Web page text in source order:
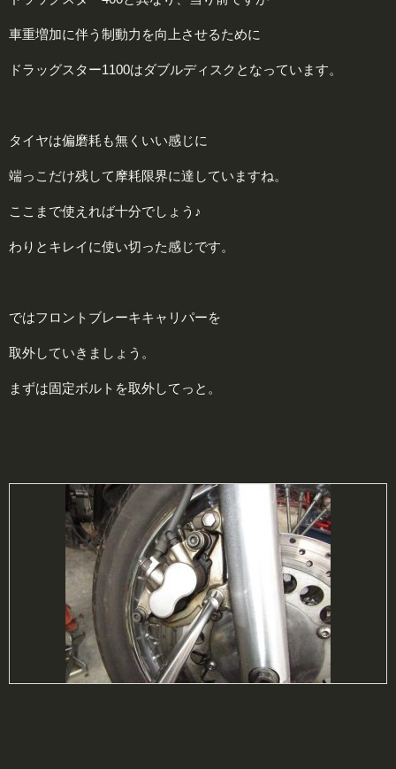
車重増加に伴う制動力を向上させるために
ドラッグスター1100はダブルディスクとなっています。
タイヤは偏磨耗も無くいい感じに
端っこだけ残して摩耗限界に達していますね。
ここまで使えれば十分でしょう♪
わりとキレイに使い切った感じです。
ではフロントブレーキキャリパーを
取外していきましょう。
まずは固定ボルトを取外してっと。